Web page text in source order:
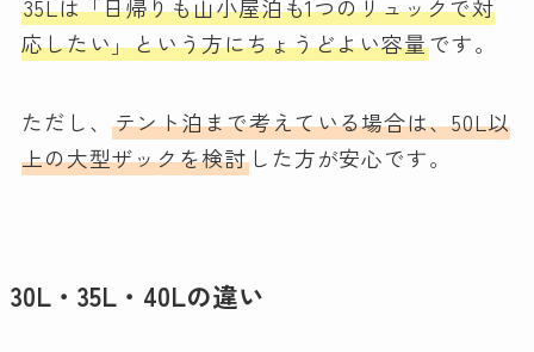
35Lは「日帰りも山小屋泊も1つのリュックで対
応したい」という方にちょうどよい容量です。
ただし、 テント泊まで考えている場合は、50L以
上の大型ザックを検討した方が安心です。
30L・35L・40Lの違い